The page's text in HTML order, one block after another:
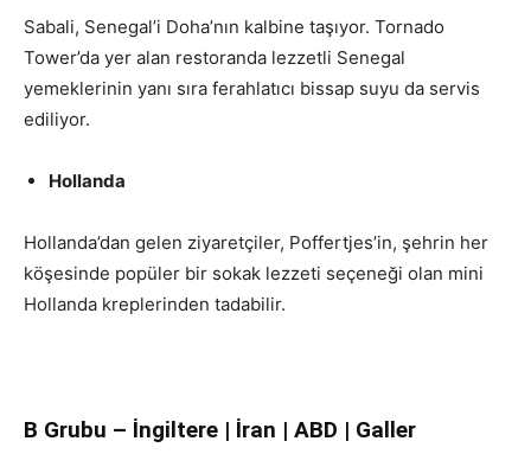
Sabali, Senegal’i Doha’nın kalbine taşıyor. Tornado
Tower’da yer alan restoranda lezzetli Senegal
yemeklerinin yanı sıra ferahlatıcı bissap suyu da servis
ediliyor.
Hollanda
Hollanda’dan gelen ziyaretçiler, Poffertjes’in, şehrin her
köşesinde popüler bir sokak lezzeti seçeneği olan mini
Hollanda kreplerinden tadabilir.
B Grubu – İngiltere | İran | ABD | Galler